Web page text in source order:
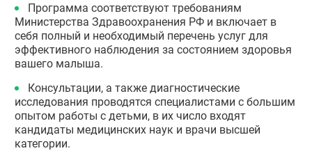
Программа соответствуют требованиям
Министерства Здравоохранения РФ и включает в
себя полный и необходимый перечень услуг для
эффективного наблюдения за состоянием здоровья
вашего малыша.
Консультации, а также диагностические
исследования проводятся специалистами с большим
опытом работы с детьми, в их число входят
кандидаты медицинских наук и врачи высшей
категории.